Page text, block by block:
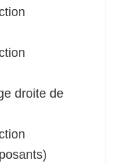
droite de